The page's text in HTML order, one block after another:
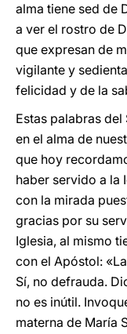
alma tiene sed de
a ver el rostro de
que expresan de
vigilante y
felicidad y de la
Estas palabras
en el alma de
que hoy
haber servido a la
con la mirada
gracias por su
Iglesia, al mismo
con el Apóstol:
Sí, no defrauda.
no es inútil.
materna de María